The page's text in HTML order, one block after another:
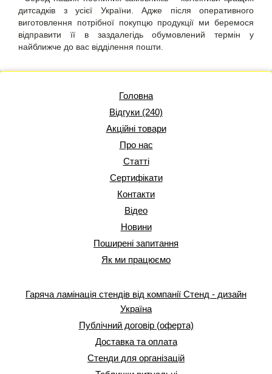
дитсадків з усієї України. Адже після оперативного
виготовлення потрібної покупцю продукції ми беремося
відправити її в заздалегідь обумовлений термін у
найближче до вас відділення пошти.
Головна
Відгуки (240)
Акційні товари
Про нас
Статті
Сертифікати
Контакти
Відео
Новини
Поширені запитання
Як ми працюємо
Гаряча ламінація стендів від компанії Стенд - дизайн
Україна
Публічний договір (оферта)
Доставка та оплата
Стенди для організацій